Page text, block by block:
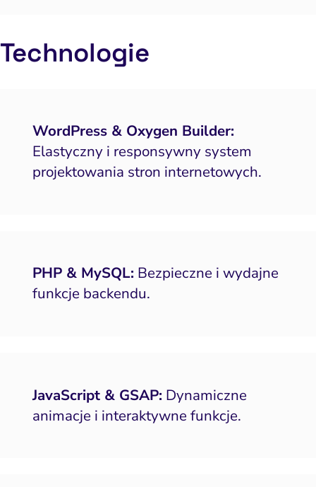
Technologie
WordPress & Oxygen Builder:
Elastyczny i responsywny system
projektowania stron internetowych.
PHP & MySQL: Bezpieczne i wydajne
funkcje backendu.
JavaScript & GSAP: Dynamiczne
animacje i interaktywne funkcje.